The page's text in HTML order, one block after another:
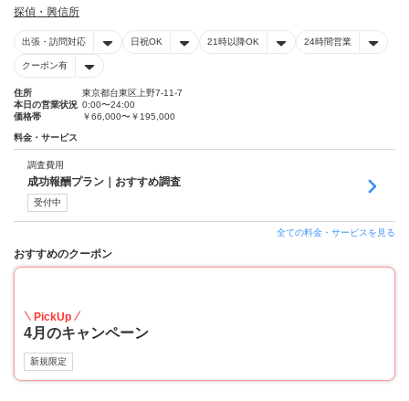
探偵・興信所
出張・訪問対応 日祝OK 21時以降OK 24時間営業
クーポン有
住所
東京都台東区上野7-11-7
本日の営業状況 0:00〜24:00
価格帯
￥66,000〜￥195,000
料金・サービス
調査費用
成功報酬プラン｜おすすめ調査
受付中
全ての料金・サービスを見る
おすすめのクーポン
PickUp
4月のキャンペーン
新規限定